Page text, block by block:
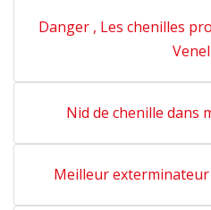
Danger , Les chenilles
Nid de chenille dans
Meilleur exterminateur